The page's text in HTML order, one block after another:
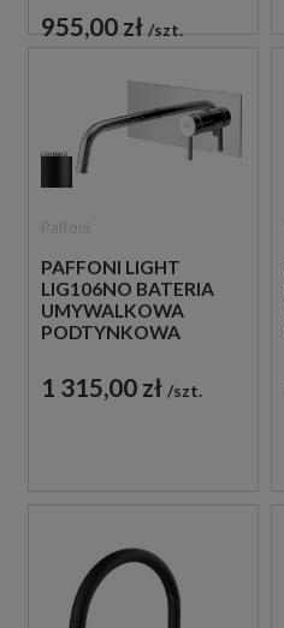
CZARNA
955,00 zł szt.
PAFFONI LIGHT
LIG106NO BATERIA
UMYWALKOWA
PODTYNKOWA
CZARNA
1 315,00 zł szt.